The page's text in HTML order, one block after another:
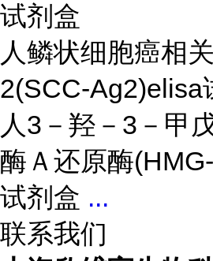
试剂盒
人鳞状细胞癌相
2(SCC-Ag2)elisa
人3－羟－3－甲
酶Ａ还原酶
试剂盒 ...
联系我们